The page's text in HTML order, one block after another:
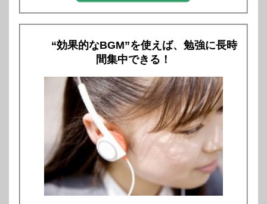
“効果的なBGM”を使えば、勉強に長時
間集中できる！